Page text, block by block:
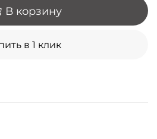
В корзину
в 1 клик